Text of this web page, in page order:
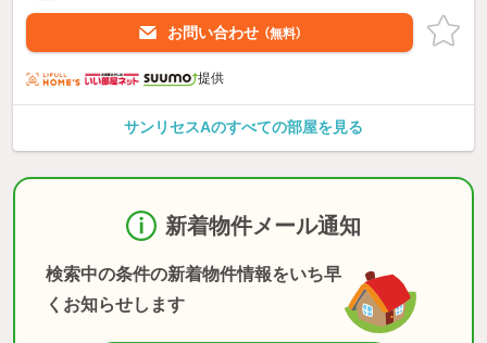
お問い合わせ （無料）
提供
サンリセスAのすべての部屋を見る
新着物件メール通知
検索中の条件の新着物件情報をいち早
くお知らせします